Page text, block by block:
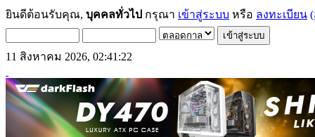
ยินดีต้อนรับคุณ, บุคคลทั่วไป กรุณา เข้าสู่ระบบ หรือ ลงทะเบียน
11 สิงหาคม 2026, 02:41:22